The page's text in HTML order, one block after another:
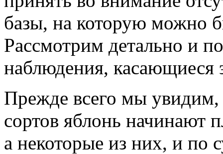
базы, на которую можно
Рассмотрим детально и
наблюдения, касающиеся
Прежде всего мы
сортов яблонь начинают
а некоторые из них, и по